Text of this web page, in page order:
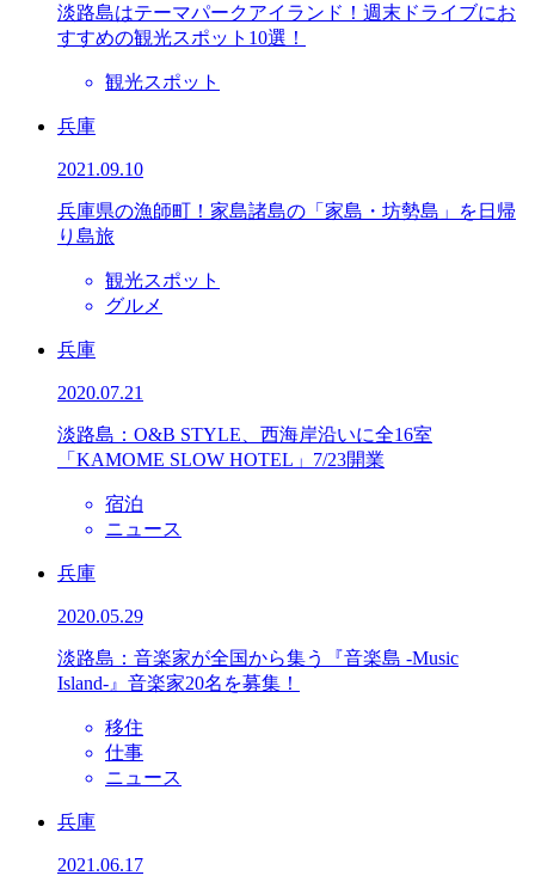
淡路島はテーマパークアイランド！週末ドライブにお
すすめの観光スポット10選！
観光スポット
兵庫
2021.09.10
兵庫県の漁師町！家島諸島の「家島・坊勢島」を日帰
り島旅
観光スポット
グルメ
兵庫
2020.07.21
淡路島：O&B STYLE、西海岸沿いに全16室
「KAMOME SLOW HOTEL」7/23開業
宿泊
ニュース
兵庫
2020.05.29
淡路島：音楽家が全国から集う『音楽島 -Music
Island-』音楽家20名を募集！
移住
仕事
ニュース
兵庫
2021.06.17